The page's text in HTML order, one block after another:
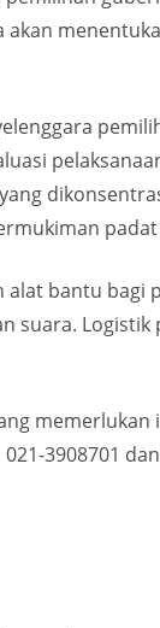
bantu
3908701 dan